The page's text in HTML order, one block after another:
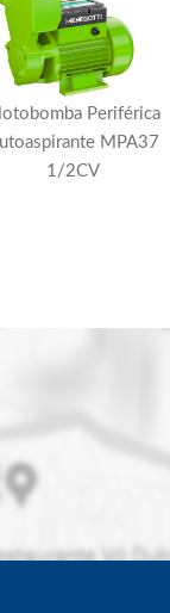
Periférica
MPA37
1/2CV